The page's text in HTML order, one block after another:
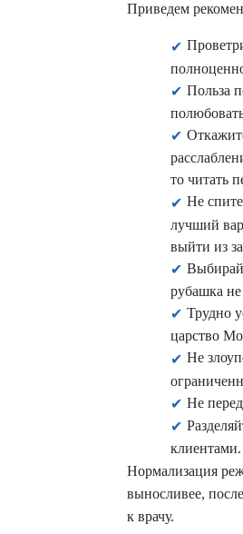
Приведем
Польза
то читать
Не
лучший
выйти из
рубашка
Трудно
царство
Не
Не
Нормализация
выносливее,
к врачу.